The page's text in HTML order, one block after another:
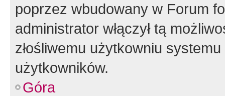
poprzez wbudowany w Forum
administrator włączył tą
złośliwemu użytkowniu
użytkowników.
Góra